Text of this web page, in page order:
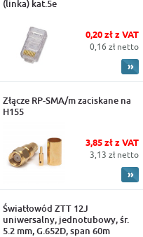
(linka) kat.5e
0,20 zł z VAT
0,16 zł netto
Złącze RP-SMA/m zaciskane na
H155
3,85 zł z VAT
3,13 zł netto
Światłowód ZTT 12J
uniwersalny, jednotubowy, śr.
5.2 mm, G.652D, span 60m